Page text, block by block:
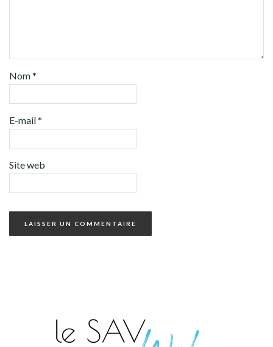
Nom*
E-mail*
Site web